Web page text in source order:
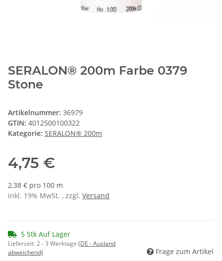
SERALON® 200m Farbe 0379
Stone
Artikelnummer: 36979
GTIN: 4012500100322
Kategorie: SERALON® 200m
4,75 €
2,38 € pro 100 m
inkl. 19% MwSt. , zzgl. Versand
5 Stk Auf Lager
Lieferzeit:2 - 3 Werktage (DE - Ausland
abweichend)
Frage zum Artikel